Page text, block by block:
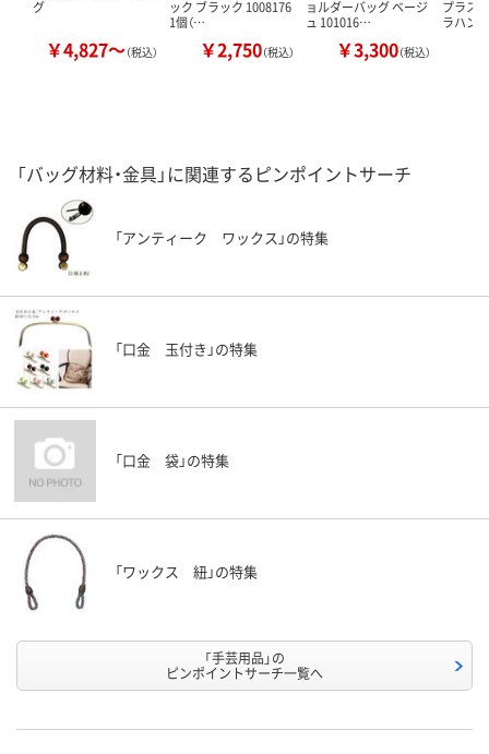
グ
￥4,827～（税込）
ック ブラック 1008176
1個（…
￥2,750（税込）
ョルダーバッグ ベージ
ュ 101016…
￥3,300（税込）
プラス
ラハン
「バッグ材料・金具」に関連するピンポイントサーチ
「アンティーク ワックス」の特集
「口金 玉付き」の特集
「口金 袋」の特集
「ワックス 紐」の特集
「手芸用品」の
ピンポイントサーチ一覧へ